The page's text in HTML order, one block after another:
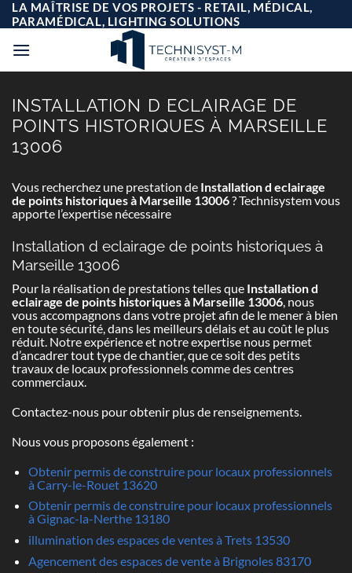
Passer
au
contenu
LA MAÎTRISE DE VOS PROJETS - RETAIL, MÉDICAL,
PARAMÉDICAL, LIGHTING SOLUTIONS
INSTALLATION D ECLAIRAGE DE
POINTS HISTORIQUES À MARSEILLE
13006
Vous recherchez une prestation de Installation d eclairage
de points historiques à Marseille 13006? Technisystem vous
apporte l’expertise nécessaire
Installation d eclairage de points historiques à
Marseille 13006
Pour la réalisation de prestations telles que Installation d
eclairage de points historiques à Marseille 13006, nous
vous accompagnons dans votre projet afin de le mener à bien
en toute sécurité, dans les meilleurs délais et au coût le plus
réduit. Notre expérience et notre expertise nous permet
d’ancadrer tout type de chantier, que ce soit des petits
travaux de locaux professionnels comme des centres
commerciaux.
Contactez-nous pour obtenir plus de renseignements.
Nous vous proposons également :
Obtenir permis de construire pour locaux professionnels
à Carry-le-Rouet 13620
Obtenir permis de construire pour locaux professionnels
à Gignac-la-Nerthe 13180
illumination des espaces de ventes à Trets 13530
Agencement des espaces de vente à Brignoles 83170